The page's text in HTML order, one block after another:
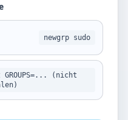
newgrp sudo
GROUPS=... (nicht